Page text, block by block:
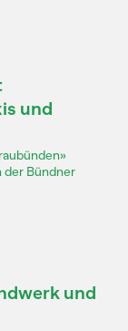
und
der Bündner
und